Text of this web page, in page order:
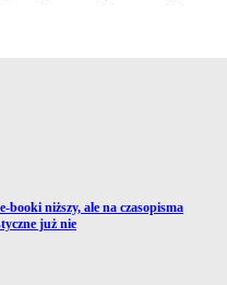
artykułu:
booki niższy, ale na czasopisma
już nie